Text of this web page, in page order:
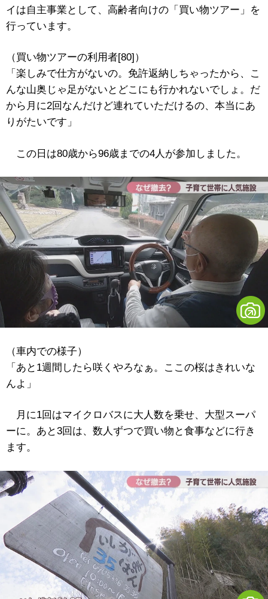
イは自主事業として、高齢者向けの「買い物ツアー」を
行っています。
（買い物ツアーの利用者[80]）
「楽しみで仕方がないの。免許返納しちゃったから、こ
んな山奥じゃ足がないとどこにも行かれないでしょ。だ
から月に2回なんだけど連れていただけるの、本当にあ
りがたいです」
この日は80歳から96歳までの4人が参加しました。
（車内での様子）
「あと1週間したら咲くやろなぁ。ここの桜はきれいな
んよ」
月に1回はマイクロバスに大人数を乗せ、大型スーパ
ーに。あと3回は、数人ずつで買い物と食事などに行き
ます。